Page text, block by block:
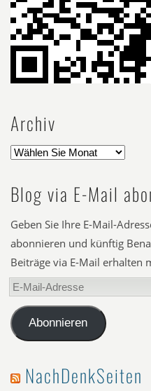
Archiv
Blog via E-Mail
Geben Sie Ihre E-Mail-
abonnieren und künftig
Beiträge via E-Mail erhalten
E-
Mail-
AdresseAbonnieren
NachDenkSeiten